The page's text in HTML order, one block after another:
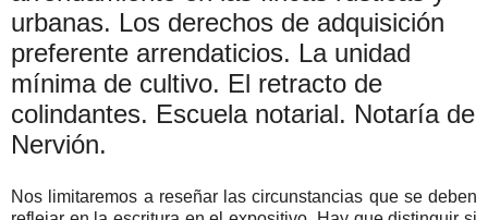
urbanas. Los derechos de adquisición
preferente arrendaticios. La unidad
mínima de cultivo. El retracto de
colindantes. Escuela notarial. Notaría de
Nervión.
Nos limitaremos a reseñar las circunstancias que se deben